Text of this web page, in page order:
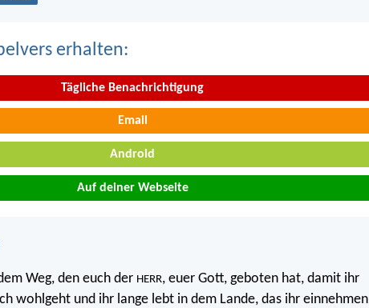
erhalten:
Tägliche Benachrichtigung
Email
Android
Auf deiner Webseite
Weg, den euch der HERR, euer Gott, geboten hat, damit ihr
wohlgeht und ihr lange lebt in dem Lande, das ihr einnehmen